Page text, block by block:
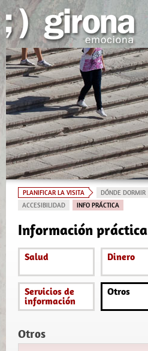
PLANIFICAR LA VISITA DÓNDE DORMIR
ACCESIBILIDAD
INFO PRÁCTICA
Información práctica
Salud Dinero
Servicios de
información
Otros
Otros